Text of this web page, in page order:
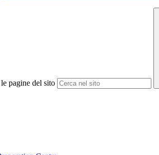
pagine del sito